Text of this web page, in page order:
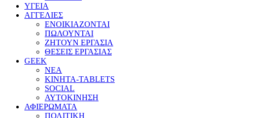
ΥΓΕΙΑ
ΑΓΓΕΛΙΕΣ
ΕΝΟΙΚΙΑΖΟΝΤΑΙ
ΠΩΛΟΥΝΤΑΙ
ΖΗΤΟΥΝ ΕΡΓΑΣΙΑ
ΘΕΣΕΙΣ ΕΡΓΑΣΙΑΣ
GEEK
ΝΕΑ
ΚΙΝΗΤΑ-TABLETS
SOCIAL
ΑΥΤΟΚΙΝΗΣΗ
ΑΦΙΕΡΩΜΑΤΑ
ΠΟΛΙΤΙΚΗ